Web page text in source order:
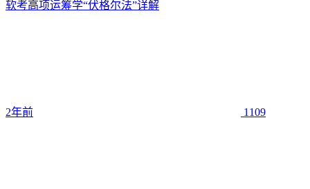
软考高项运筹学“伏格尔法”详解
2年前 1109